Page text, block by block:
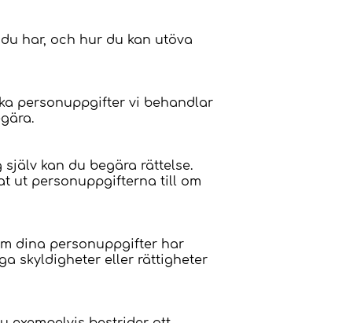
har, och hur du kan utöva
personuppgifter vi behandlar
kan du begära rättelse.
ut personuppgifterna till om
dina personuppgifter har
skyldigheter eller rättigheter